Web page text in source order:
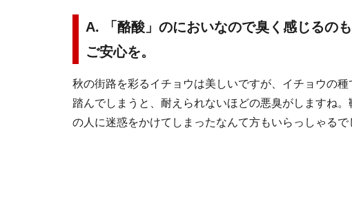
A. 「酪酸」のにおいなので臭く感じるの
ご安心を。
秋の街路を彩るイチョウは美しいですが、イチョウの
踏んでしまうと、耐えられないほどの悪臭がしますね
の人に迷惑をかけてしまったなんて方もいらっしゃるで